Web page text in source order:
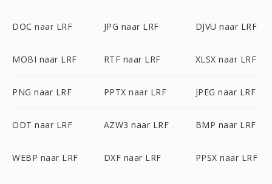
DOC naar LRF JPG naar LRF DJVU naar LRF
MOBI naar LRF RTF naar LRF XLSX naar LRF
PNG naar LRF PPTX naar LRF JPEG naar LRF
ODT naar LRF AZW3 naar LRF BMP naar LRF
WEBP naar LRF DXF naar LRF PPSX naar LRF